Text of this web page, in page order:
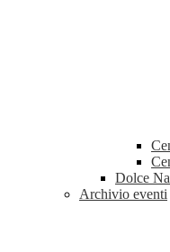
Dolce
Archivio eventi